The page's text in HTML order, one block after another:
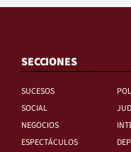
SECCIONES
SUCESOS
SOCIAL
NEGOCIOS
ESPECTÁCULOS